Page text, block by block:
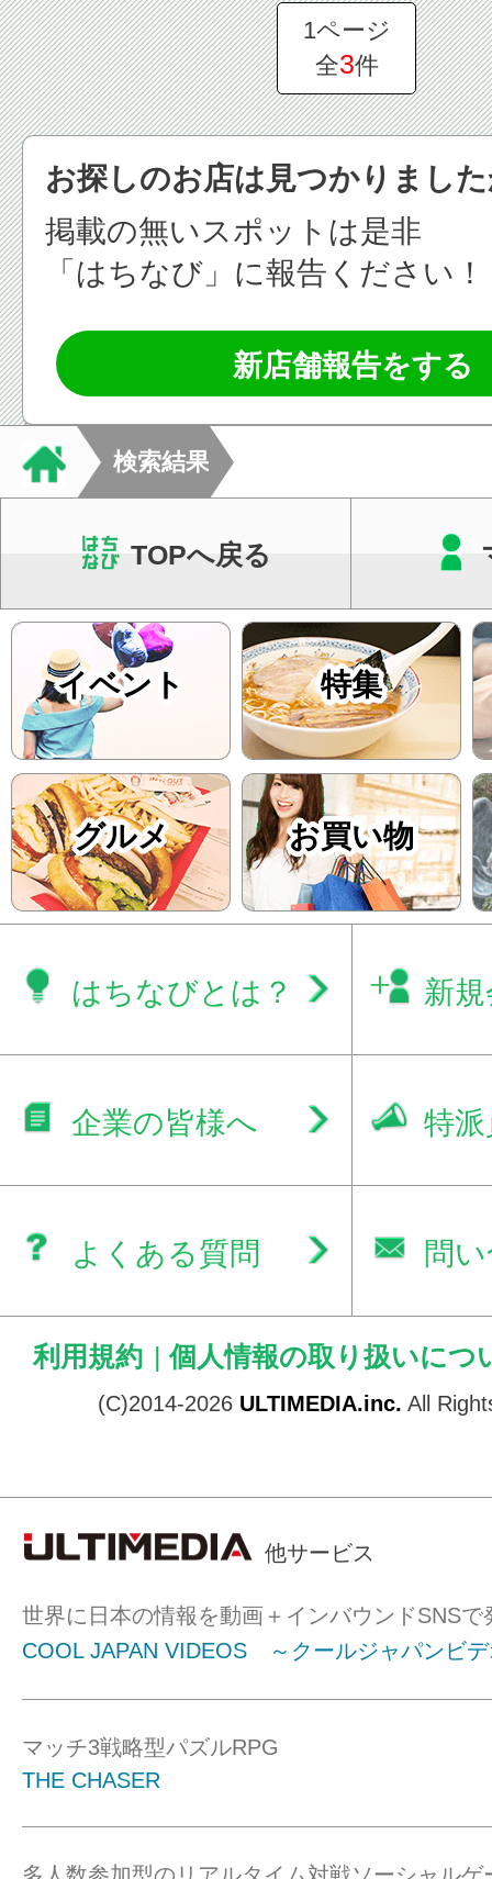
1ページ
全3件
お探しのお店は見つかりまし
掲載の無いスポットは是非
「はちなび」に報告ください！
新店舗報告をする
検索結果
TOPへ戻る
イベント 特集
グルメ お買い物
はちなびとは？ 新
企業の皆様へ 特
よくある質問 問
利用規約 | 個人情報の取り扱いにつ
(C)2014-2026 ULTIMEDIA.inc. All
他サービス
世界に日本の情報を動画＋インバウンドSNSで
COOL JAPAN VIDEOS ～クールジャパンビ
マッチ3戦略型パズルRPG
THE CHASER